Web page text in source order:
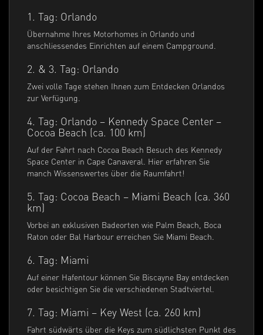
1. Tag: Orlando
Übernahme Ihres Motorhomes in Orlando und
anschliessendes Einrichten auf einem Campground.
2. & 3. Tag: Orlando
Zwei volle Tage stehen Ihnen zum Entdecken Orlandos
zur Verfügung.
4. Tag: Orlando – Kennedy Space Center –
Cocoa Beach (ca. 100 km)
Auf der Fahrt nach Cocoa Beach Besuch des Kennedy
Space Center in Cape Canaveral. Hier erfahren Sie
manch Wissenswertes über die Raumfahrt!
5. Tag: Cocoa Beach – Miami Beach (ca. 360
km)
Vorbei an exklusiven Badeorten wie Palm Beach, Boca
Raton oder Bal Harbour erreichen Sie Miami Beach.
6. Tag: Miami
Auf einer Hafentour können Sie Biscayne Bay entdecken
oder besichtigen Sie die verschiedenen Stadtviertel.
7. Tag: Miami – Key West (ca. 260 km)
Fahrt südwärts über die Keys zum südlichsten Punkt des